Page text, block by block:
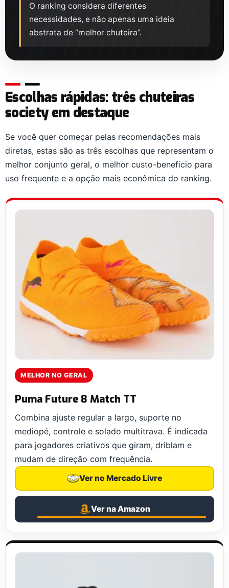
O ranking considera diferentes
necessidades, e não apenas uma ideia
abstrata de “melhor chuteira”.
Escolhas rápidas: três chuteiras
society em destaque
Se você quer começar pelas recomendações mais
diretas, estas são as três escolhas que representam o
melhor conjunto geral, o melhor custo-benefício para
uso frequente e a opção mais econômica do ranking.
MELHOR NO GERAL
Puma Future 8 Match TT
Combina ajuste regular a largo, suporte no
mediopé, controle e solado multitrava. É indicada
para jogadores criativos que giram, driblam e
mudam de direção com frequência.
Ver no Mercado Livre
Ver na Amazon